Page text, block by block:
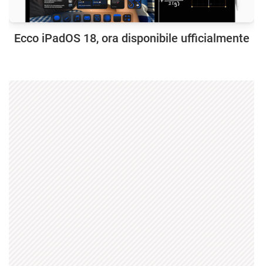
Ecco iPadOS 18, ora disponibile ufficialmente